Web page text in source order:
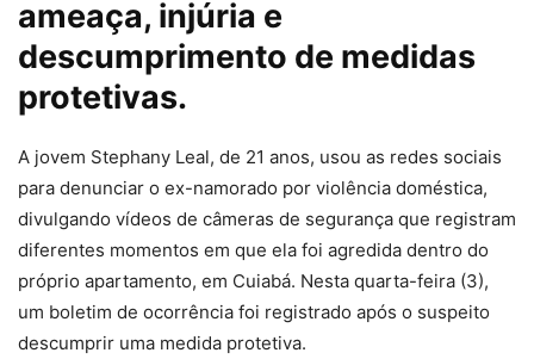
ameaça, injúria e
descumprimento de medidas
protetivas.
A jovem Stephany Leal, de 21 anos, usou as redes sociais
para denunciar o ex-namorado por violência doméstica,
divulgando vídeos de câmeras de segurança que registram
diferentes momentos em que ela foi agredida dentro do
próprio apartamento, em Cuiabá. Nesta quarta-feira (3),
um boletim de ocorrência foi registrado após o suspeito
descumprir uma medida protetiva.